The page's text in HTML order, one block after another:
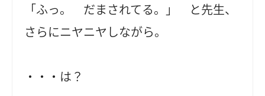
「ふっ。 だまされてる。」 と先生、
さらにニヤニヤしながら。
・・・は？